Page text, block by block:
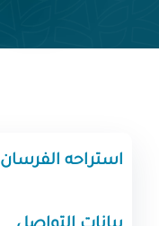
استراحه الفرسان